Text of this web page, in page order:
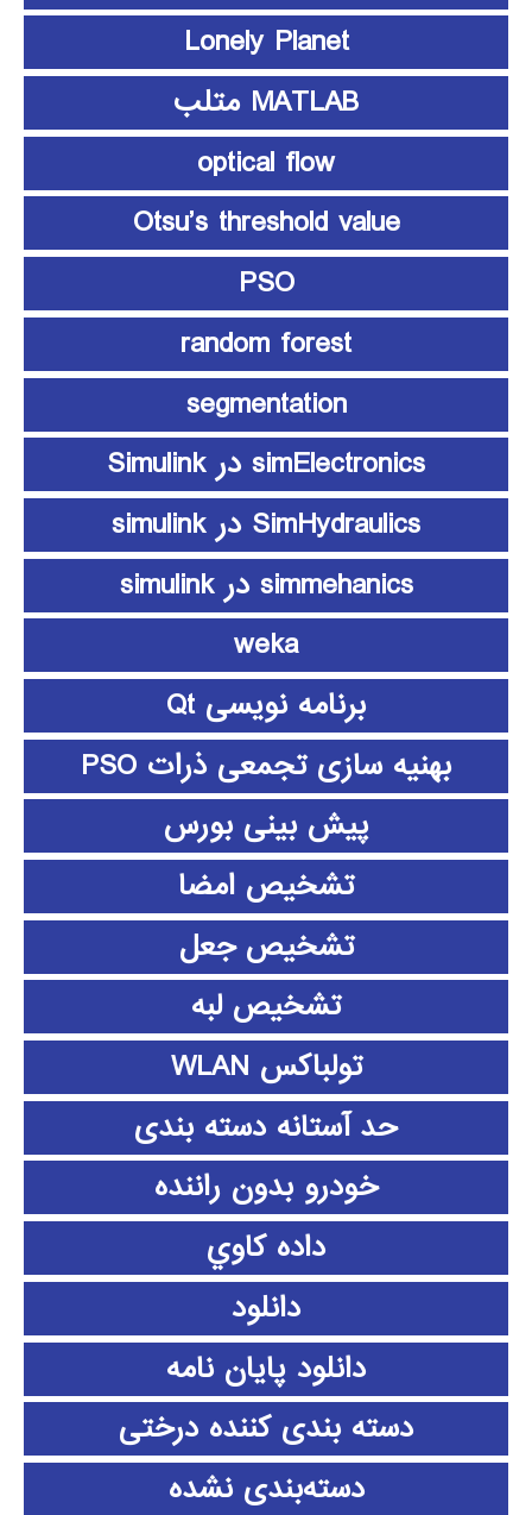
Lonely Planet
MATLAB متلب
optical flow
Otsu’s threshold value
PSO
random forest
segmentation
simElectronics در Simulink
SimHydraulics در simulink
simmehanics در simulink
weka
برنامه نویسی Qt
بهنیه سازی تجمعی ذرات PSO
پیش بینی بورس
تشخیص امضا
تشخیص جعل
تشخیص لبه
تولباکس WLAN
حد آستانه دسته بندی
خودرو بدون راننده
داده كاوي
دانلود
دانلود پايان نامه
دسته بندی کننده درختی
دسته‌بندی نشده